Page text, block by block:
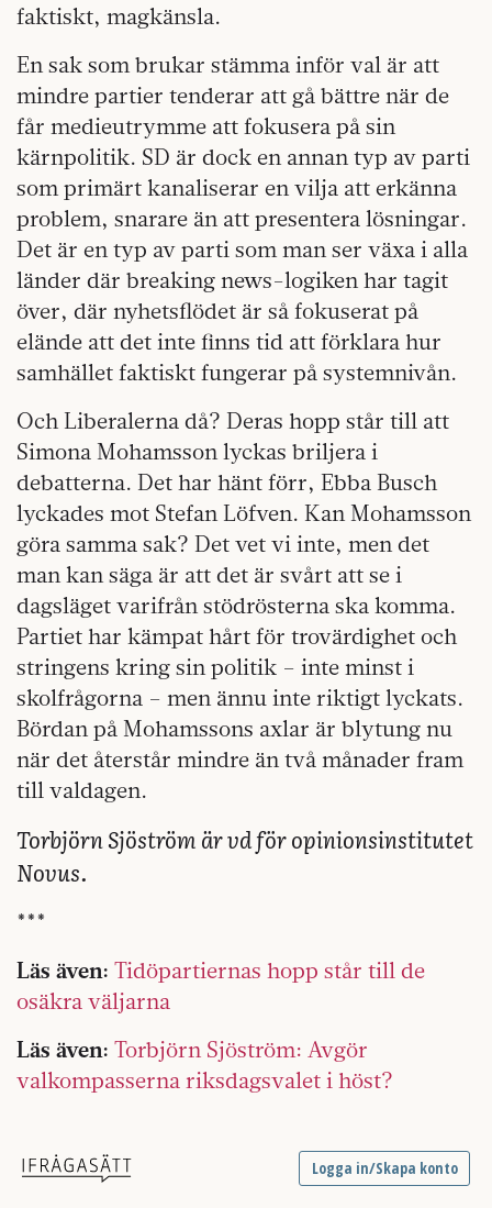
faktiskt, magkänsla.
En sak som brukar stämma inför val är att
mindre partier tenderar att gå bättre när de
får medieutrymme att fokusera på sin
kärnpolitik. SD är dock en annan typ av parti
som primärt kanaliserar en vilja att erkänna
problem, snarare än att presentera lösningar.
Det är en typ av parti som man ser växa i alla
länder där breaking news-logiken har tagit
över, där nyhetsflödet är så fokuserat på
elände att det inte finns tid att förklara hur
samhället faktiskt fungerar på systemnivån.
Och Liberalerna då? Deras hopp står till att
Simona Mohamsson lyckas briljera i
debatterna. Det har hänt förr, Ebba Busch
lyckades mot Stefan Löfven. Kan Mohamsson
göra samma sak? Det vet vi inte, men det
man kan säga är att det är svårt att se i
dagsläget varifrån stödrösterna ska komma.
Partiet har kämpat hårt för trovärdighet och
stringens kring sin politik – inte minst i
skolfrågorna – men ännu inte riktigt lyckats.
Bördan på Mohamssons axlar är blytung nu
när det återstår mindre än två månader fram
till valdagen.
Torbjörn Sjöström är vd för opinionsinstitutet
Novus.
***
Läs även: Tidöpartiernas hopp står till de
osäkra väljarna
Läs även: Torbjörn Sjöström: Avgör
valkompasserna riksdagsvalet i höst?